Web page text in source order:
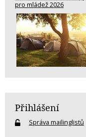
pro mládež 2026
Přihlášení
Správa mailinglistů